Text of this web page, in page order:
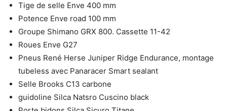
Tige de selle Enve 400 mm
Potence Enve road 100 mm
Groupe Shimano GRX 800. Cassette 11-42
Roues Enve G27
Pneus René Herse Juniper Ridge Endurance, montage
tubeless avec Panaracer Smart sealant
Selle Brooks C13 carbone
guidoline Silca Natsro Cuscino black